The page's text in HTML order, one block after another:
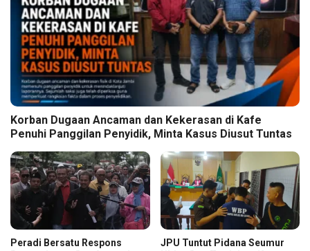
Korban Dugaan Ancaman dan Kekerasan di Kafe
Penuhi Panggilan Penyidik, Minta Kasus Diusut Tuntas
Peradi Bersatu Respons
JPU Tuntut Pidana Seumur